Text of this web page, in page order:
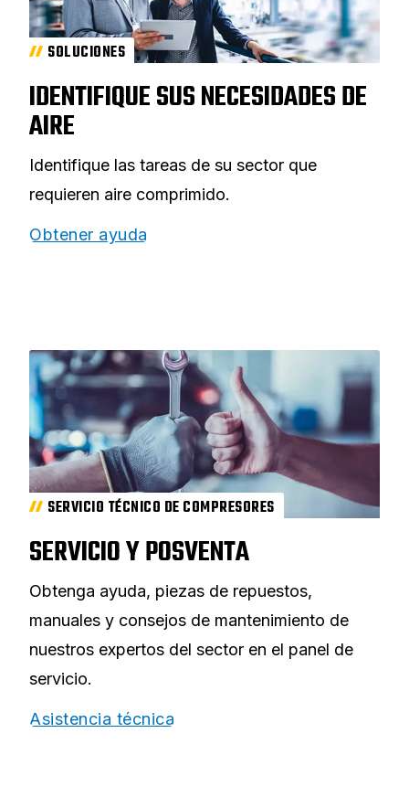
SOLUCIONES
IDENTIFIQUE SUS NECESIDADES DE
AIRE
Identifique las tareas de su sector que
requieren aire comprimido.
Obtener ayuda
SERVICIO TÉCNICO DE COMPRESORES
SERVICIO Y POSVENTA
Obtenga ayuda, piezas de repuestos,
manuales y consejos de mantenimiento de
nuestros expertos del sector en el panel de
servicio.
Asistencia técnica